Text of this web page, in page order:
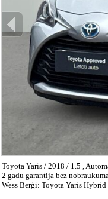
Toyota Yaris / 2018 / 1.5 ,
2 gadu garantija bez
Wess Berģi: Toyota Yaris